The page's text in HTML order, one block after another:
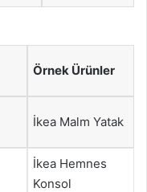
Örnek Ürünler
İkea Malm Yatak
İkea Hemnes
Konsol